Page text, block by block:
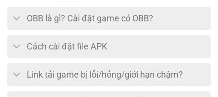
OBB là gì? Cài đặt game có OBB?
Cách cài đặt file APK
Link tải game bị lỗi/hỏng/giới hạn chậm?